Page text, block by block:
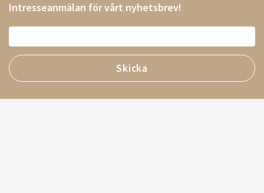
Intresseanmälan för vårt nyhetsbrev!